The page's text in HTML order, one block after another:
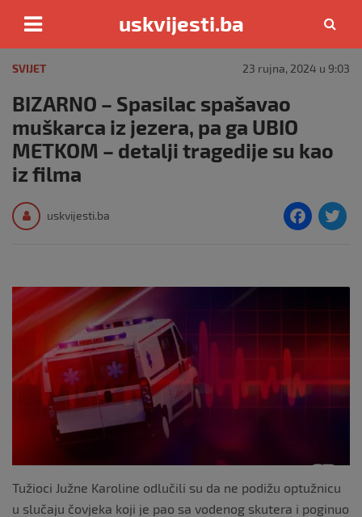
content
uskvijesti.ba
SVIJET 23 rujna, 2024 u 9:03
BIZARNO – Spasilac spašavao
muškarca iz jezera, pa ga UBIO
METKOM – detalji tragedije su kao
iz filma
uskvijesti.ba
F
e
o
k
Tužioci Južne Karoline odlučili su da ne podižu optužnicu
u slučaju čovjeka koji je pao sa vodenog skutera i poginuo